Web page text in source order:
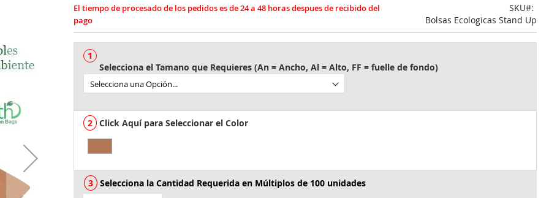
SKU
Bolsas Ecologicas Stand Up
Click Aquí para Seleccionar el Color
Selecciona la Cantidad Requerida en Múltiplos de 100 unidades